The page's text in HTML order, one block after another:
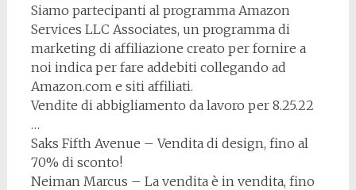
Siamo partecipanti al programma Amazon
Services LLC Associates, un programma di
marketing di affiliazione creato per fornire a
noi indica per fare addebiti collegando ad
Amazon.com e siti affiliati.
Vendite di abbigliamento da lavoro per 8.25.22
…
Saks Fifth Avenue – Vendita di design, fino al
70% di sconto!
Neiman Marcus – La vendita è in vendita, fino